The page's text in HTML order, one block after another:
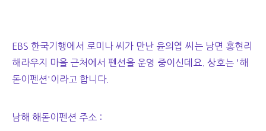
EBS 한국기행에서 로미나 씨가 만난 윤의엽 씨는 남면 홍현리
해라우지 마을 근처에서 펜션을 운영 중이신데요. 상호는 '해
돋이펜션'이라고 합니다.
남해 해돋이펜션 주소 :